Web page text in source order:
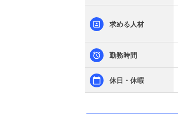
求める人材
勤務時間
休日・休暇